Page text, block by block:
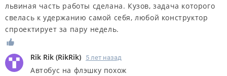
львиная часть работы сделана. Кузов, задача которого
свелась к удержанию самой себя, любой конструктор
спроектирует за пару недель.
Rik Rik (RikRik) 5 лет назад
Автобус на флэшку похож